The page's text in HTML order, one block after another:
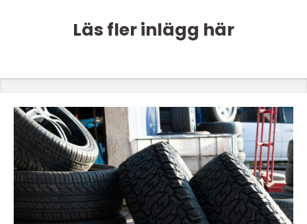
Läs fler inlägg här